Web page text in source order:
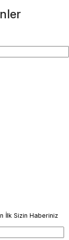
İlk Sizin Haberiniz